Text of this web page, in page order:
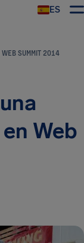
ES
WEB SUMMIT 2014
Web